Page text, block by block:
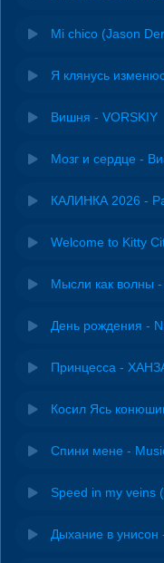
Я клянусь
Вишня - VORSKIY
Мозг и сердце -
КАЛИНКА 2026 -
Welcome to Kitty
Мысли как волны -
День рождения -
Принцесса -
Косил Ясь
Спини мене -
Speed in my veins
Дыхание в унисон